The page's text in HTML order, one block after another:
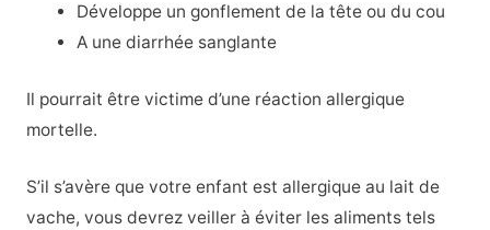
Développe un gonflement de la tête ou du cou
A une diarrhée sanglante
Il pourrait être victime d’une réaction allergique
mortelle.
S’il s’avère que votre enfant est allergique au lait de
vache, vous devrez veiller à éviter les aliments tels